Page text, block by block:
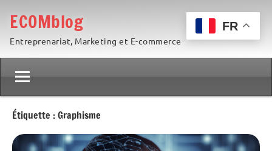
contenu
ECOMblog
Entreprenariat, Marketing et E-commerce
Étiquette :Graphisme
FR